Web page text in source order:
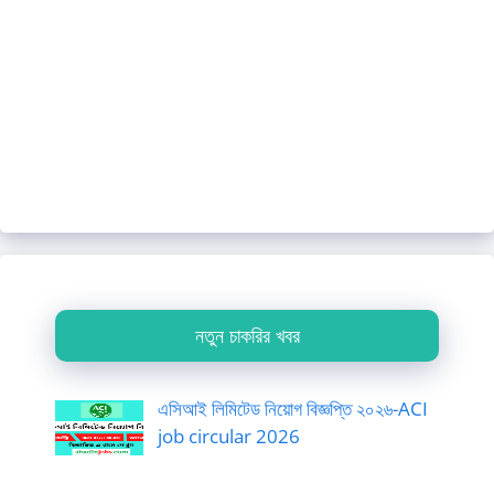
নতুন চাকরির খবর
এসিআই লিমিটেড নিয়োগ বিজ্ঞপ্তি ২০২৬-ACI
job circular 2026